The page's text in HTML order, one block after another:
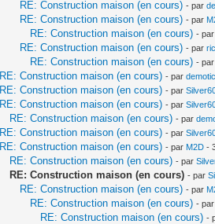
RE: Construction maison (en cours) - par
RE: Construction maison (en cours) - par
RE: Construction maison (en cours) -
RE: Construction maison (en cours) - par
RE: Construction maison (en cours) - par
RE: Construction maison (en cours) - par
RE: Construction maison (en cours) - par
RE: Construction maison (en cours) - par
RE: Construction maison (en cours) - par
RE: Construction maison (en cours) - par
RE: Construction maison (en cours) - par M2D -
RE: Construction maison (en cours) - par
RE: Construction maison (en cours) - par
RE: Construction maison (en cours) - par
RE: Construction maison (en cours) -
RE: Construction maison (en cours) -